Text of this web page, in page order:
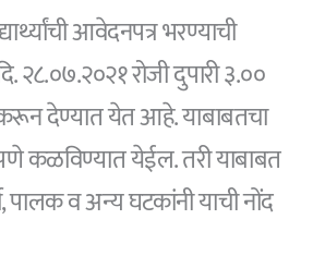
आवेदनपत्र भरण्याची
२८.०७.२०२१ रोजी दुपारी ३.००
देण्यात येत आहे. याबाबतचा
कळविण्यात येईल. तरी याबाबत
पालक व अन्य घटकांनी याची नोंद